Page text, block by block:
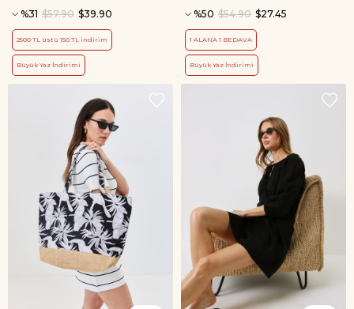
%31
$39.90
$57.90
2500 TL üstü 150 TL indirim
Büyük Yaz İndirimi
%50
$27.45
$54.90
1 ALANA 1 BEDAVA
Büyük Yaz İndirimi